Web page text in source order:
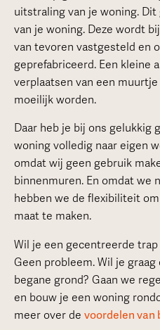
uitstraling van je woning.
van je woning. Deze wordt
van tevoren vastgesteld en
geprefabriceerd. Een kleine
verplaatsen van een
moeilijk worden.
Daar heb je bij ons gelukkig
woning volledig naar eigen
omdat wij geen gebruik
binnenmuren. En omdat we
hebben we de flexibiliteit
maat te maken.
Wil je een gecentreerde
Geen probleem. Wil je
begane grond? Gaan we
en bouw je een woning
meer over de voordelen van